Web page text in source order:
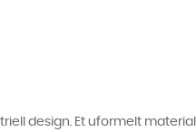
design. Et uformelt